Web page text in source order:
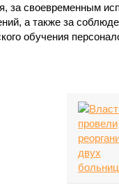
за своевременным
а также за
обучения